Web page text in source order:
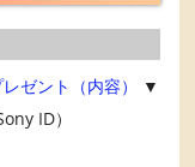
ゼント（内容）
▼
ID）